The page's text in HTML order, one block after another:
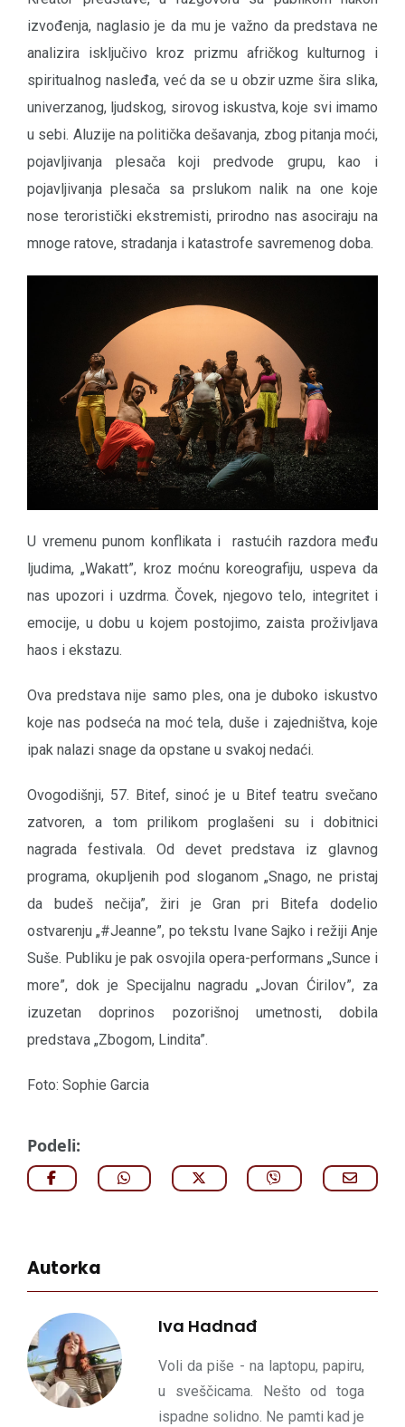
izvođenja, naglasio je da mu je važno da predstava ne
analizira isključivo kroz prizmu afričkog kulturnog i
spiritualnog nasleđa, već da se u obzir uzme šira slika,
univerzanog, ljudskog, sirovog iskustva, koje svi imamo
u sebi. Aluzije na politička dešavanja, zbog pitanja moći,
pojavljivanja plesača koji predvode grupu, kao i
pojavljivanja plesača sa prslukom nalik na one koje
nose teroristički ekstremisti, prirodno nas asociraju na
mnoge ratove, stradanja i katastrofe savremenog doba.
U vremenu punom konflikata i rastućih razdora među
ljudima, „Wakatt”, kroz moćnu koreografiju, uspeva da
nas upozori i uzdrma. Čovek, njegovo telo, integritet i
emocije, u dobu u kojem postojimo, zaista proživljava
haos i ekstazu.
Ova predstava nije samo ples, ona je duboko iskustvo
koje nas podseća na moć tela, duše i zajedništva, koje
ipak nalazi snage da opstane u svakoj nedaći.
Ovogodišnji, 57. Bitef, sinoć je u Bitef teatru svečano
zatvoren, a tom prilikom proglašeni su i dobitnici
nagrada festivala. Od devet predstava iz glavnog
programa, okupljenih pod sloganom „Snago, ne pristaj
da budeš nečija”, žiri je Gran pri Bitefa dodelio
ostvarenju „#Jeanne”, po tekstu Ivane Sajko i režiji Anje
Suše. Publiku je pak osvojila opera-performans „Sunce i
more”, dok je Specijalnu nagradu „Jovan Ćirilov”, za
izuzetan doprinos pozorišnoj umetnosti, dobila
predstava „Zbogom, Lindita”.
Foto: Sophie Garcia
Podeli:
Autorka
Iva Hadnađ
Voli da piše - na laptopu, papiru,
u sveščicama. Nešto od toga
ispadne solidno. Ne pamti kad je